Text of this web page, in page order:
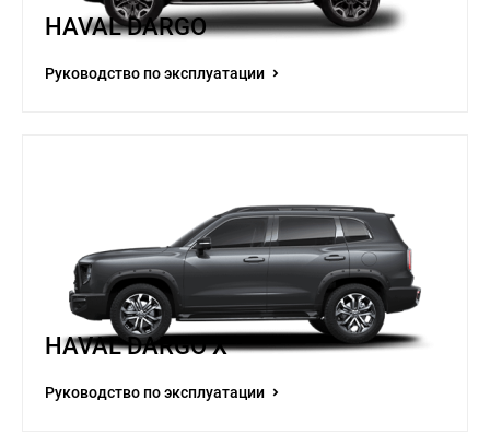
HAVAL DARGO
Руководство по эксплуатации
HAVAL DARGO X
Руководство по эксплуатации